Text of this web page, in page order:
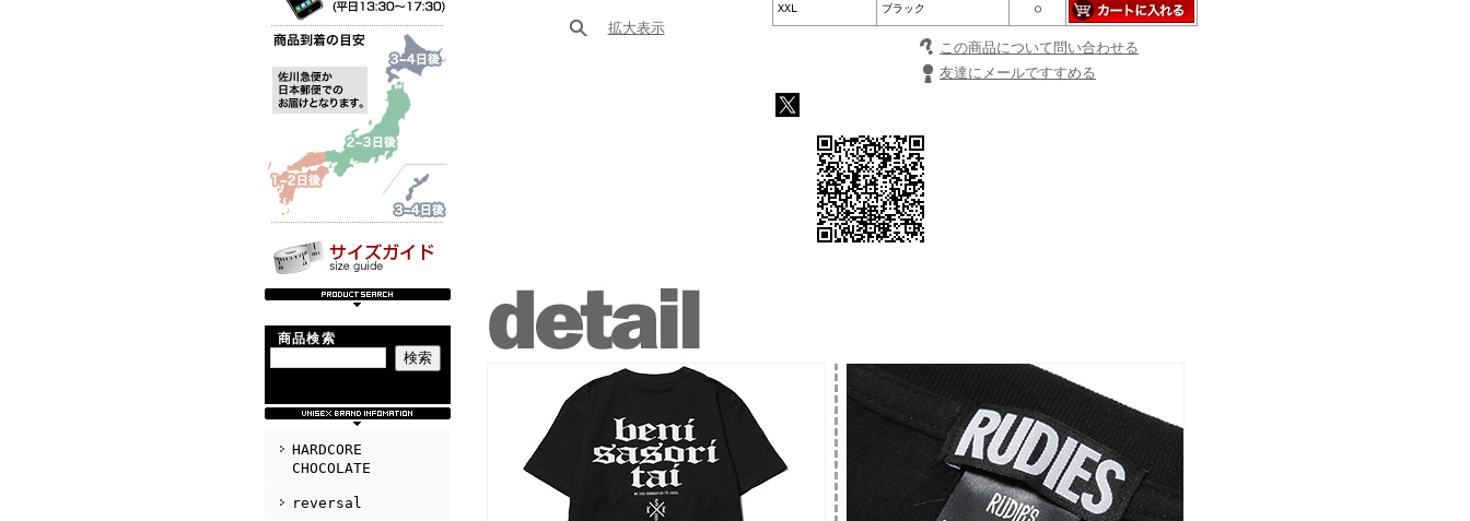
商品検索
HARDCORE
CHOCOLATE
reversal
拡大表示
XXL ブラック ○
この商品について問い合わせる
友達にメールですすめる